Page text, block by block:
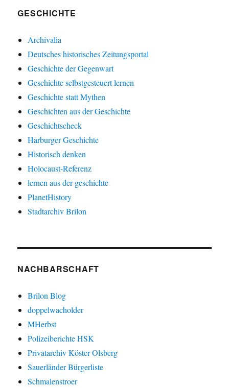
GESCHICHTE
Archivalia
Deutsches historisches Zeitungsportal
Geschichte der Gegenwart
Geschichte selbstgesteuert lernen
Geschichte statt Mythen
Geschichten aus der Geschichte
Geschichtscheck
Harburger Geschichte
Historisch denken
Holocaust-Referenz
lernen aus der geschichte
PlanetHistory
Stadtarchiv Brilon
NACHBARSCHAFT
Brilon Blog
doppelwacholder
MHerbst
Polizeiberichte HSK
Privatarchiv Köster Olsberg
Sauerländer Bürgerliste
Schmalenstroer